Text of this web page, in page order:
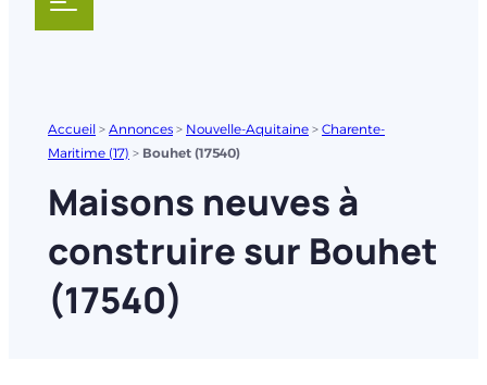
Accueil > Annonces > Nouvelle-Aquitaine > Charente-
Maritime (17) > Bouhet (17540)
Maisons neuves à
construire sur Bouhet
(17540)